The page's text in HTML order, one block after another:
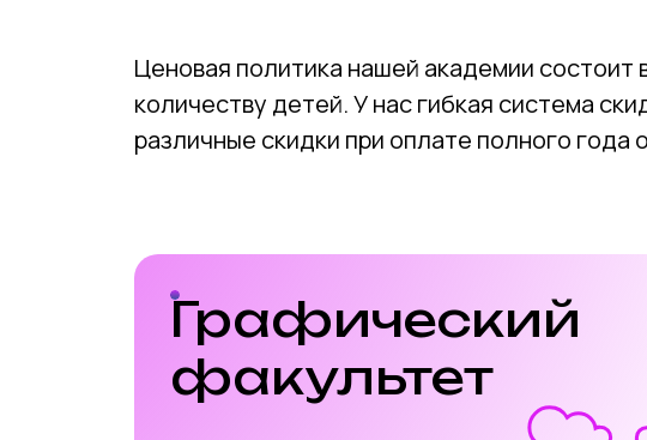
Ценовая политика нашей академии
количеству детей. У нас гибкая система
различные скидки при оплате полного
Графический
факультет